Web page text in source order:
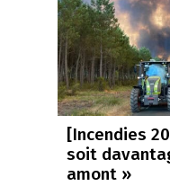
[Incendies
soit
amont »